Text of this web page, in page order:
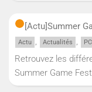
[Actu]Summer
Actu , Actualités , PC
Retrouvez les
Summer Game